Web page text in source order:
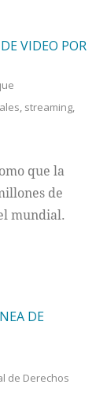
VIDEO POR
, streaming,
que la
de
mundial.
DE
de Derechos